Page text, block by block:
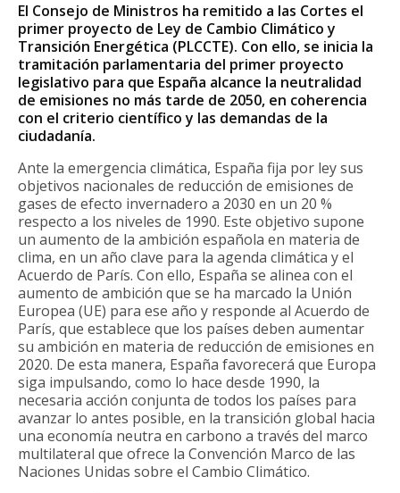
El Consejo de Ministros ha remitido a las Cortes el
primer proyecto de Ley de Cambio Climático y
Transición Energética (PLCCTE). Con ello, se inicia la
tramitación parlamentaria del primer proyecto
legislativo para que España alcance la neutralidad
de emisiones no más tarde de 2050, en coherencia
con el criterio científico y las demandas de la
ciudadanía.
Ante la emergencia climática, España fija por ley sus
objetivos nacionales de reducción de emisiones de
gases de efecto invernadero a 2030 en un 20 %
respecto a los niveles de 1990. Este objetivo supone
un aumento de la ambición española en materia de
clima, en un año clave para la agenda climática y el
Acuerdo de París. Con ello, España se alinea con el
aumento de ambición que se ha marcado la Unión
Europea (UE) para ese año y responde al Acuerdo de
París, que establece que los países deben aumentar
su ambición en materia de reducción de emisiones en
2020. De esta manera, España favorecerá que Europa
siga impulsando, como lo hace desde 1990, la
necesaria acción conjunta de todos los países para
avanzar lo antes posible, en la transición global hacia
una economía neutra en carbono a través del marco
multilateral que ofrece la Convención Marco de las
Naciones Unidas sobre el Cambio Climático.